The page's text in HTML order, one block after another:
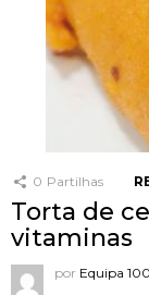
0 Partilhas
Torta de
vitaminas
por Equipa